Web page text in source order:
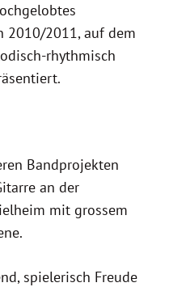
2010/2011, auf dem
rhythmisch
Bandprojekten
an der
mit grossem
spielerisch Freude